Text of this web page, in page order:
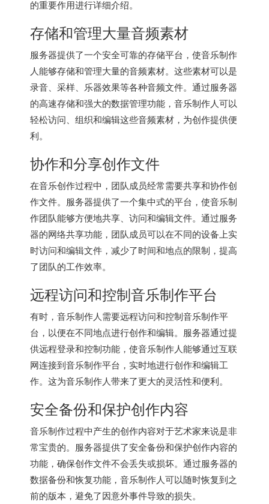
的重要作用进行详细介绍。
存储和管理大量音频素材
服务器提供了一个安全可靠的存储平台，使音乐制作
人能够存储和管理大量的音频素材。这些素材可以是
录音、采样、乐器效果等各种音频文件。通过服务器
的高速存储和强大的数据管理功能，音乐制作人可以
轻松访问、组织和编辑这些音频素材，为创作提供便
利。
协作和分享创作文件
在音乐创作过程中，团队成员经常需要共享和协作创
作文件。服务器提供了一个集中式的平台，使音乐制
作团队能够方便地共享、访问和编辑文件。通过服务
器的网络共享功能，团队成员可以在不同的设备上实
时访问和编辑文件，减少了时间和地点的限制，提高
了团队的工作效率。
远程访问和控制音乐制作平台
有时，音乐制作人需要远程访问和控制音乐制作平
台，以便在不同地点进行创作和编辑。服务器通过提
供远程登录和控制功能，使音乐制作人能够通过互联
网连接到音乐制作平台，实时地进行创作和编辑工
作。这为音乐制作人带来了更大的灵活性和便利。
安全备份和保护创作内容
音乐制作过程中产生的创作内容对于艺术家来说是非
常宝贵的。服务器提供了安全备份和保护创作内容的
功能，确保创作文件不会丢失或损坏。通过服务器的
数据备份和恢复功能，音乐制作人可以随时恢复到之
前的版本，避免了因意外事件导致的损失。